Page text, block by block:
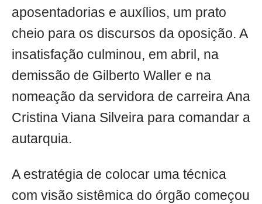
aposentadorias e auxílios, um prato
cheio para os discursos da oposição. A
insatisfação culminou, em abril, na
demissão de Gilberto Waller e na
nomeação da servidora de carreira Ana
Cristina Viana Silveira para comandar a
autarquia.
A estratégia de colocar uma técnica
com visão sistêmica do órgão começou